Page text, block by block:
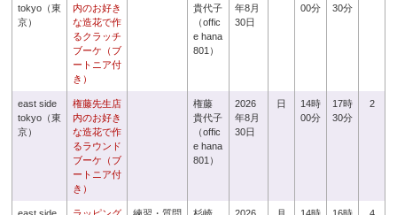
tokyo（東
京）
内のお好き
な造花で作
るクラッチ
ブーケ（ブ
ートニア付
き）
貴代子
（offic
e hana
801）
年8月
30日
00分
30分
east side
tokyo（東
京）
権藤先生店
内のお好き
な造花で作
るラウンド
ブーケ（ブ
ートニア付
き）
権藤
貴代子
（offic
e hana
801）
2026
年8月
30日
日
14時
00分
17時
30分
2